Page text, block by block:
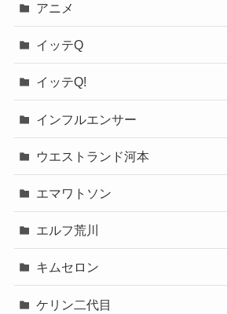
アニメ
イッテQ
イッテQ!
インフルエンサー
ウエストランド河本
エマワトソン
エルフ荒川
キムセロン
ケリン二代目